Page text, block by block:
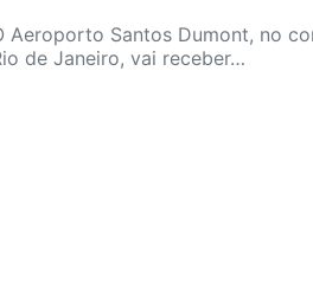
Aeroporto Santos Dumont, no
de Janeiro, vai receber…